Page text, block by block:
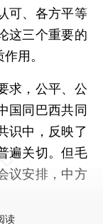
可、各方平等
这三个重要的
用。
，公平、公
国同巴西共同
识中，反映了
遍关切。但毛
议安排，中方
读